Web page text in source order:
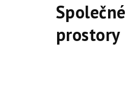
Společné
prostory